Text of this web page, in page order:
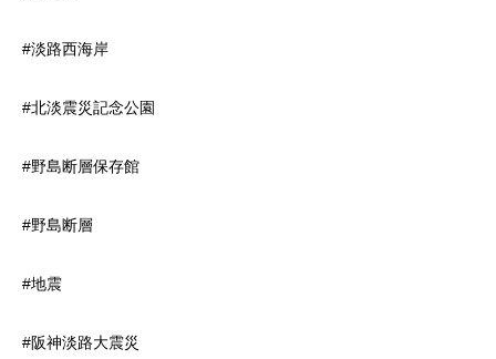
#淡路西海岸
#北淡震災記念公園
#野島断層保存館
#野島断層
#地震
#阪神淡路大震災